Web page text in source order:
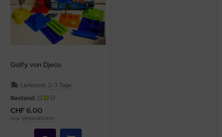
Golfy von Djeco
Lieferzeit: 2-3 Tage
Bestand:
CHF 6.00
zzgl. Versandkosten